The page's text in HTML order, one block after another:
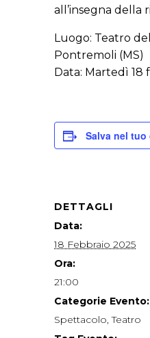
all’insegna della
Luogo: Teatro
Pontremoli (MS)
Data: Martedì 18
Salva nel tuo
DETTAGLI
Data:
18 Febbraio 2025
Ora:
21:00
Categorie Evento:
Spettacolo,Teatro